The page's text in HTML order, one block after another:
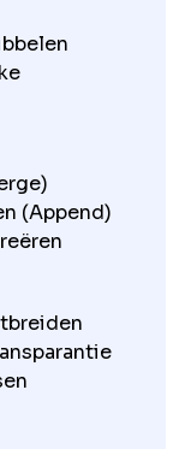
(Append)